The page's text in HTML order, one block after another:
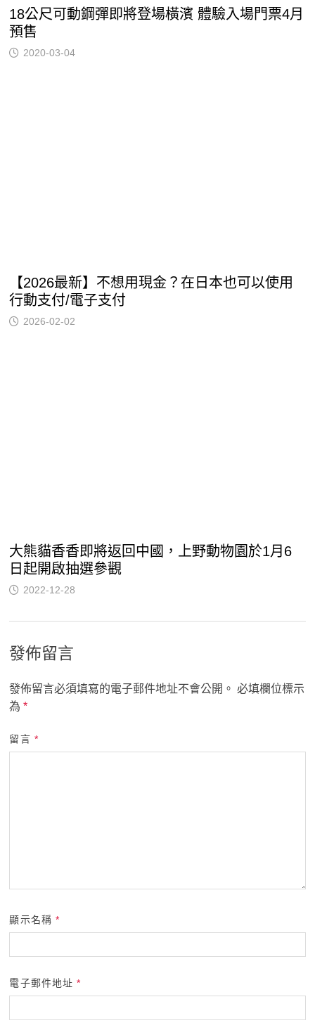
18公尺可動鋼彈即將登場橫濱 體驗入場門票4月
預售
2020-03-04
【2026最新】不想用現金？在日本也可以使用
行動支付/電子支付
2026-02-02
大熊貓香香即將返回中國，上野動物園於1月6
日起開啟抽選參觀
2022-12-28
發佈留言
發佈留言必須填寫的電子郵件地址不會公開。 必填欄位標示
為*
留言 *
顯示名稱 *
電子郵件地址 *